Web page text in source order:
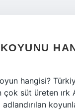
hangisi?
çok süt üreten ırk